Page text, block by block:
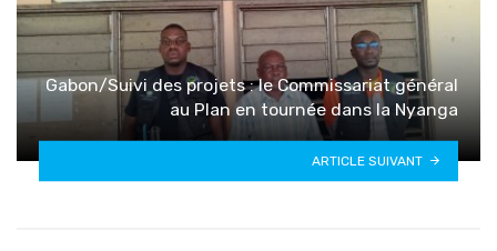
Gabon/Suivi des projets : le Commissariat général
au Plan en tournée dans la Nyanga
ARTICLE SUIVANT